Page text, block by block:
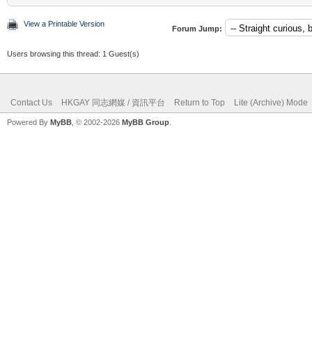
View a Printable Version
Forum Jump:
Users browsing this thread: 1 Guest(s)
Contact Us HKGAY 同志網媒 / 資訊平台 Return to Top Lite (Archive) Mode
Powered By MyBB , © 2002-2026 MyBB Group